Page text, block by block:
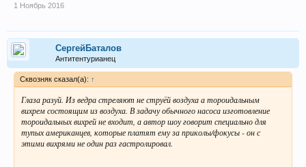
1 Ноябрь 2016
СергейБаталов
Антитентурианец
Сквозняк сказал(а): ↑
Глаза разуй. Из ведра стреляют не струёй воздуха а тороидальным
вихрем состоящим из воздуха. В задачу обычного насоса изготовление
тороидальных вихрей не входит, а автор шоу говорит специально для
тупых американцев, которые платят ему за приколы/фокусы - он с
этими вихрями не один раз гастролировал.